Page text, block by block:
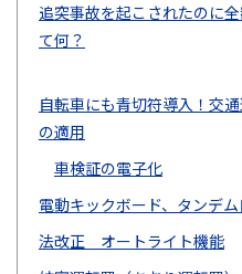
追突事故を起こされたのに
て何？
自転車にも青切符導入！交
の適用
車検証の電子化
電動キックボード、タンデ
法改正 オートライト機能